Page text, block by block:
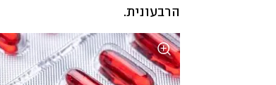
הרבעונית.